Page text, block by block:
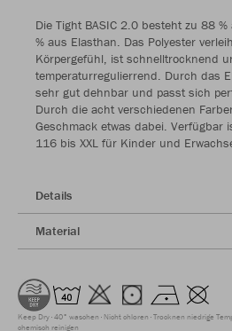
Die Tight BASIC 2.0 besteht zu 88
% aus Elasthan. Das Polyester
Körpergefühl, ist schnelltrocknend
temperaturregulierrend. Durch das
sehr gut dehnbar und passt sich
Durch die acht verschiedenen
Geschmack etwas dabei. Verfügbar
116 bis XXL für Kinder und
Details
Material
Keep Dry 40° waschen Nicht chloren Trocknen niedrige
chemisch reinigen